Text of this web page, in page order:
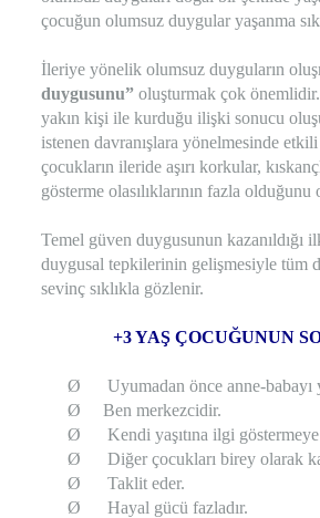
çocuğun olumsuz duygular yaşanma
İleriye yönelik olumsuz duyguların
duygusunu” oluşturmak çok
yakın kişi ile kurduğu ilişki sonucu
istenen davranışlara yönelmesinde
çocukların ileride aşırı korkular,
gösterme olasılıklarının fazla olduğunu
Temel güven duygusunun
duygusal tepkilerinin gelişmesiyle tüm
sevinç sıklıkla gözlenir.
+3 YAŞ ÇOCUĞUNUN
Ø
Uyumadan önce anne-babayı
Ø
Ben merkezcidir.
Ø
Kendi yaşıtına ilgi
Ø
Diğer çocukları birey olarak
Ø
Taklit eder.
Ø
Hayal gücü fazladır.